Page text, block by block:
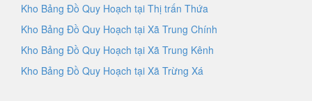
Kho Bảng Đồ Quy Hoạch tại Thị trấn Thứa
Kho Bảng Đồ Quy Hoạch tại Xã Trung Chính
Kho Bảng Đồ Quy Hoạch tại Xã Trung Kênh
Kho Bảng Đồ Quy Hoạch tại Xã Trừng Xá